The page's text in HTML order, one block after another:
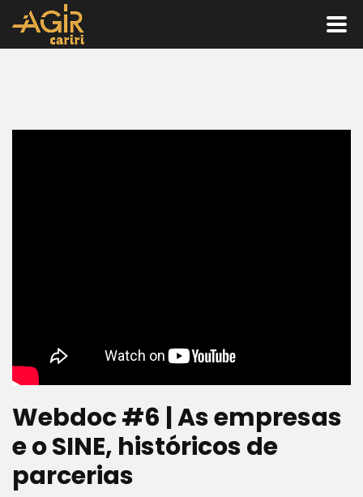
Webdoc #6 | As empresas
e o SINE, históricos de
parcerias